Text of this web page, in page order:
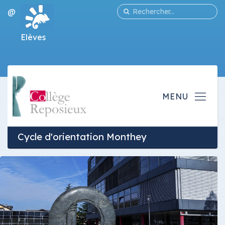
@
Elèves
Cycle d'orientation Monthey